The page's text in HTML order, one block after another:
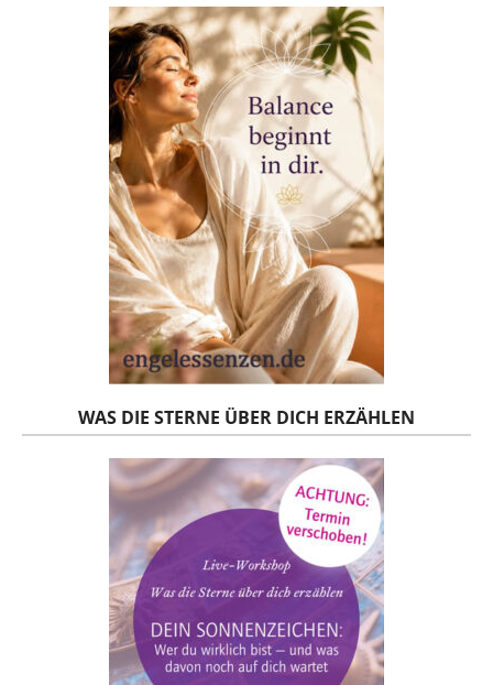
WAS DIE STERNE ÜBER DICH ERZÄHLEN